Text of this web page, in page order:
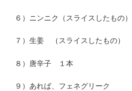
６）ニンニク（スライスしたもの）
７）生姜 （スライスしたもの）
８）唐辛子 １本
９）あれば、フェネグリーク